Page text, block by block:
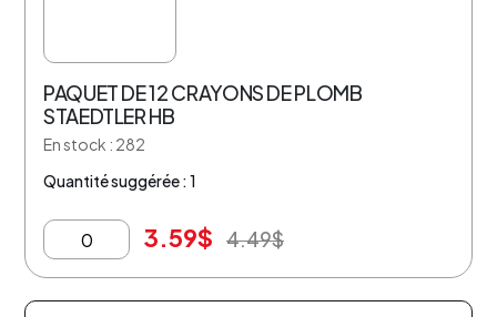
PAQUET DE 12 CRAYONS DE PLOMB
STAEDTLER HB
En stock : 282
Quantité suggérée : 1
3.59$ 4.49$